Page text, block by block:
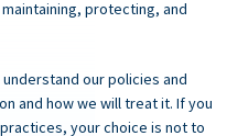
protecting, and
our policies and
and how we will treat it. If you
your choice is not to